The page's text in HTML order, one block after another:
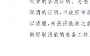
走進北京